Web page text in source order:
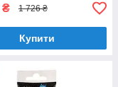
₴ 1 726 ₴
Купити